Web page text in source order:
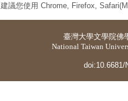
建議您使用 Chrome, Firefox,
臺灣大學文學院佛
National Taiwan
doi:10.6681/